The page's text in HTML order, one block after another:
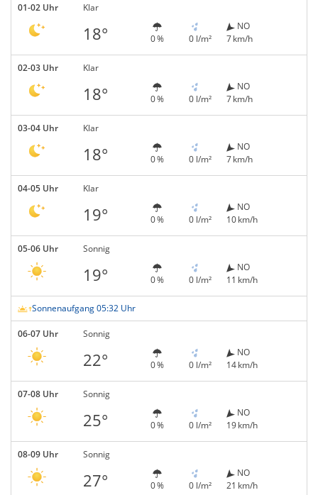
01-02 Uhr Klar
18° 0 % 0 l/m²
NO
7 km/h
02-03 Uhr Klar
18° 0 % 0 l/m²
NO
7 km/h
03-04 Uhr Klar
18° 0 % 0 l/m²
NO
7 km/h
04-05 Uhr Klar
19° 0 % 0 l/m²
NO
10 km/h
05-06 Uhr Sonnig
19° 0 % 0 l/m²
NO
11 km/h
Sonnenaufgang 05:32 Uhr
06-07 Uhr Sonnig
22° 0 % 0 l/m²
NO
14 km/h
07-08 Uhr Sonnig
25° 0 % 0 l/m²
NO
19 km/h
08-09 Uhr Sonnig
27° 0 % 0 l/m²
NO
21 km/h